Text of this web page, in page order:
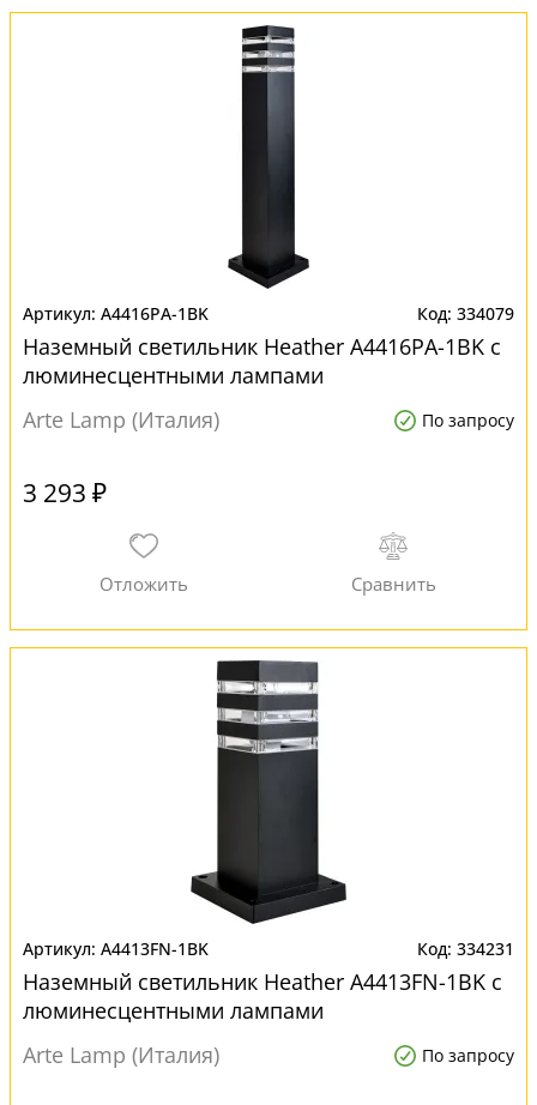
A4416PA-1BK 334079
Наземный светильник Heather A4416PA-1BK с
люминесцентными лампами
Arte Lamp (Италия)
По запросу
3 293 ₽
A4413FN-1BK 334231
Наземный светильник Heather A4413FN-1BK с
люминесцентными лампами
Arte Lamp (Италия)
По запросу